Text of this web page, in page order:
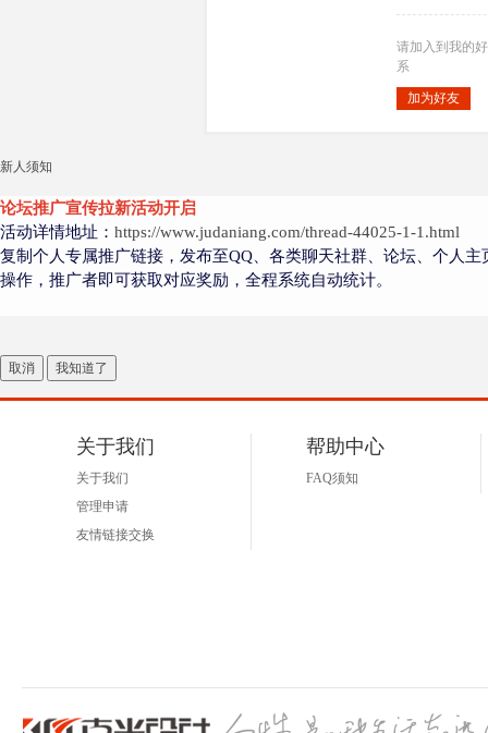
请加入到我的
系
加为好友
新人须知
论坛推广宣传拉新活动开启
活动详情地址： https://www.judaniang.com/thread-44025-1-1.html
复制个人专属推广链接，发布至QQ、各类聊天社群、论坛、个人
操作，推广者即可获取对应奖励，全程系统自动统计。
取消 我知道了
关于我们
关于我们
管理申请
友情链接交换
帮助中心
FAQ须知